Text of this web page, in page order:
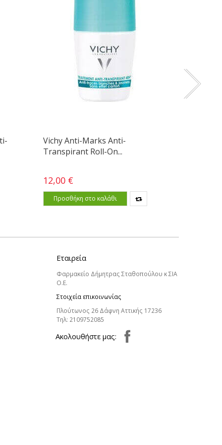
Vichy Anti-Marks Anti-
Transpirant Roll-On...
12,00 €
Προσθήκη στο καλάθι
Εταιρεία
Φαρμακείο Δήμητρας Σταθοπούλου κ ΣΙΑ
Ο.Ε.
Στοιχεία επικοινωνίας
Πλούτωνος 26 Δάφνη Αττικής 17236
Τηλ: 2109752085
Aκολουθήστε μας: